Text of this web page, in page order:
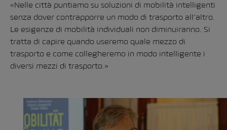
«Nelle città puntiamo su soluzioni di mobilità intelligenti
senza dover contrapporre un modo di trasporto all’altro.
Le esigenze di mobilità individuali non diminuiranno. Si
tratta di capire quando useremo quale mezzo di
trasporto e come collegheremo in modo intelligente i
diversi mezzi di trasporto.»